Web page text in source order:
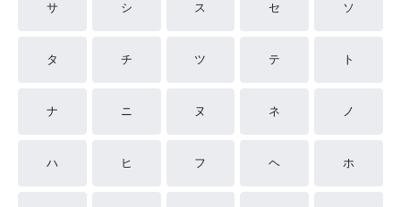
サ シ ス セ ソ
タ チ ツ テ ト
ナ ニ ヌ ネ ノ
ハ ヒ フ ヘ ホ